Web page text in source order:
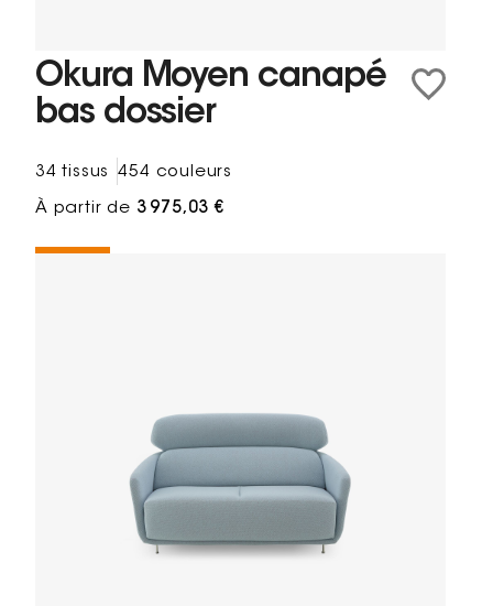
Okura Moyen canapé
bas dossier
34 tissus 454 couleurs
À partir de 3 975,03 €